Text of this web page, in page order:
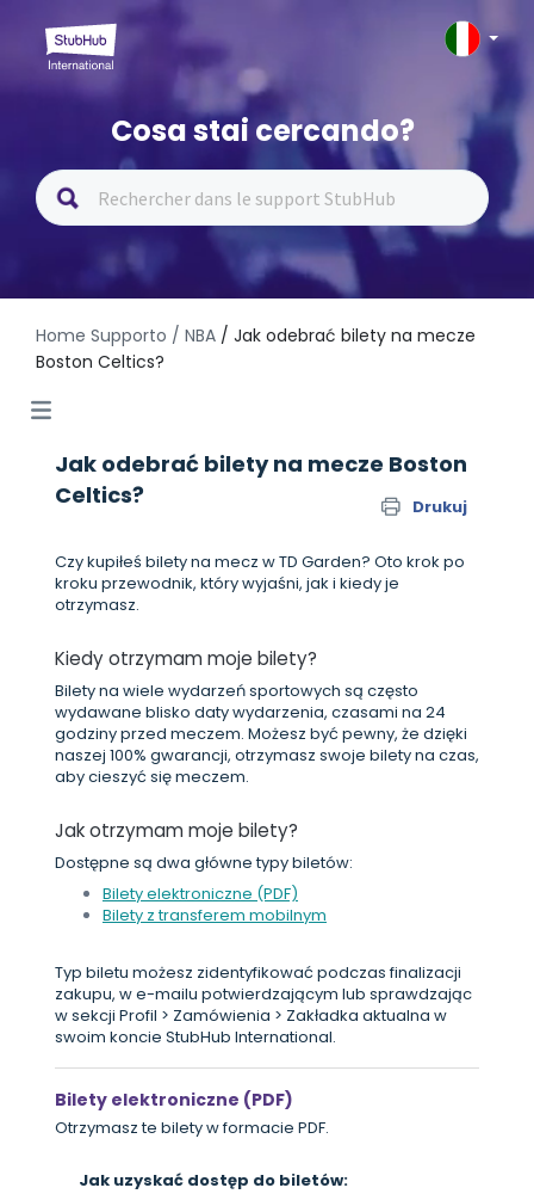
Cosa stai cercando?
Home Supporto / NBA / Jak odebrać bilety na mecze
Boston Celtics?
Jak odebrać bilety na mecze Boston
Celtics?
Drukuj
Czy kupiłeś bilety na mecz w TD Garden? Oto krok po
kroku przewodnik, który wyjaśni, jak i kiedy je
otrzymasz.
Kiedy otrzymam moje bilety?
Bilety na wiele wydarzeń sportowych są często
wydawane blisko daty wydarzenia, czasami na 24
godziny przed meczem. Możesz być pewny, że dzięki
naszej 100% gwarancji, otrzymasz swoje bilety na czas,
aby cieszyć się meczem.
Jak otrzymam moje bilety?
Dostępne są dwa główne typy biletów:
Bilety elektroniczne (PDF)
Bilety z transferem mobilnym
Typ biletu możesz zidentyfikować podczas finalizacji
zakupu, w e-mailu potwierdzającym lub sprawdzając
w sekcji Profil > Zamówienia > Zakładka aktualna w
swoim koncie StubHub International.
Bilety elektroniczne (PDF)
Otrzymasz te bilety w formacie PDF.
Jak uzyskać dostęp do biletów: